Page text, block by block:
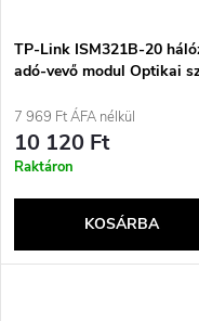
TP-Link ISM321B-20
adó-vevő modul Optikai
7 969 Ft ÁFA nélkül
10 120 Ft
Raktáron
KOSÁRBA